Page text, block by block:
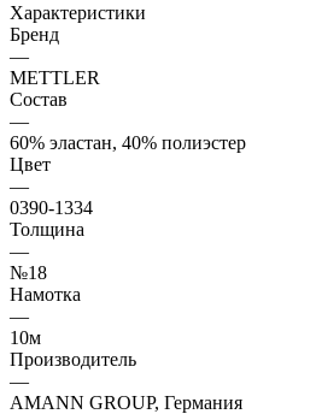
Характеристики
Бренд
—
METTLER
Состав
—
60% эластан, 40% полиэстер
Цвет
—
0390-1334
Толщина
—
№18
Намотка
—
10м
Производитель
—
AMANN GROUP, Германия